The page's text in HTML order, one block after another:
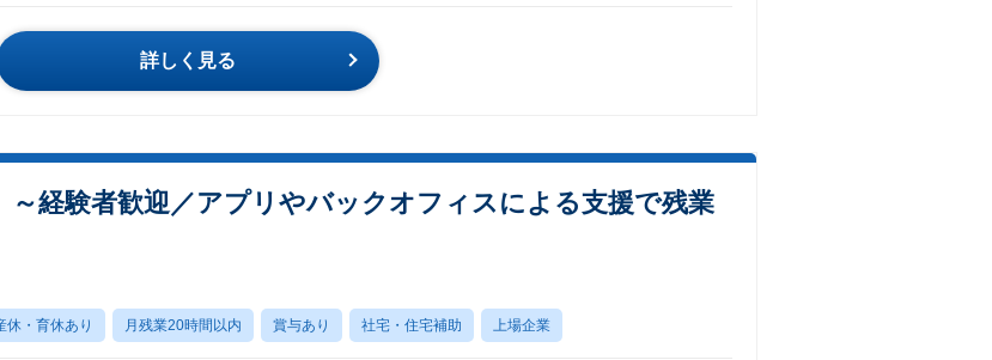
詳しく見る
～経験者歓迎／アプリやバックオフィスによる支援で残業
休・育休あり 月残業20時間以内 賞与あり 社宅・住宅補助 上場企業